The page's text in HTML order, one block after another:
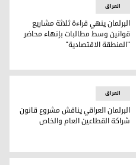
العراق
البرلمان ينهي قراءة ثلاثة مشاريع
قوانين وسط مطالبات بإنهاء محاضر
"المنطقة الاقتصادية"
العراق
البرلمان العراقي يناقش مشروع قانون
شراكة القطاعين العام والخاص